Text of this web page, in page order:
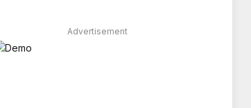
Advertisement